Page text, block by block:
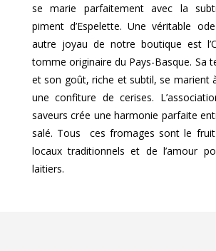
se marie parfaitement avec la
piment d’Espelette. Une véritable
autre joyau de notre boutique est
tomme originaire du Pays-Basque. Sa
et son goût, riche et subtil, se marient
une confiture de cerises.
saveurs crée une harmonie parfaite
salé. Tous ces fromages sont le
locaux traditionnels et de l’amour
laitiers.